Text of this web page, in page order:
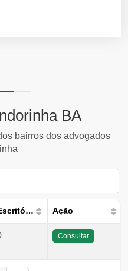
BA
bairros dos advogados
Escritórios Ação
Consultar